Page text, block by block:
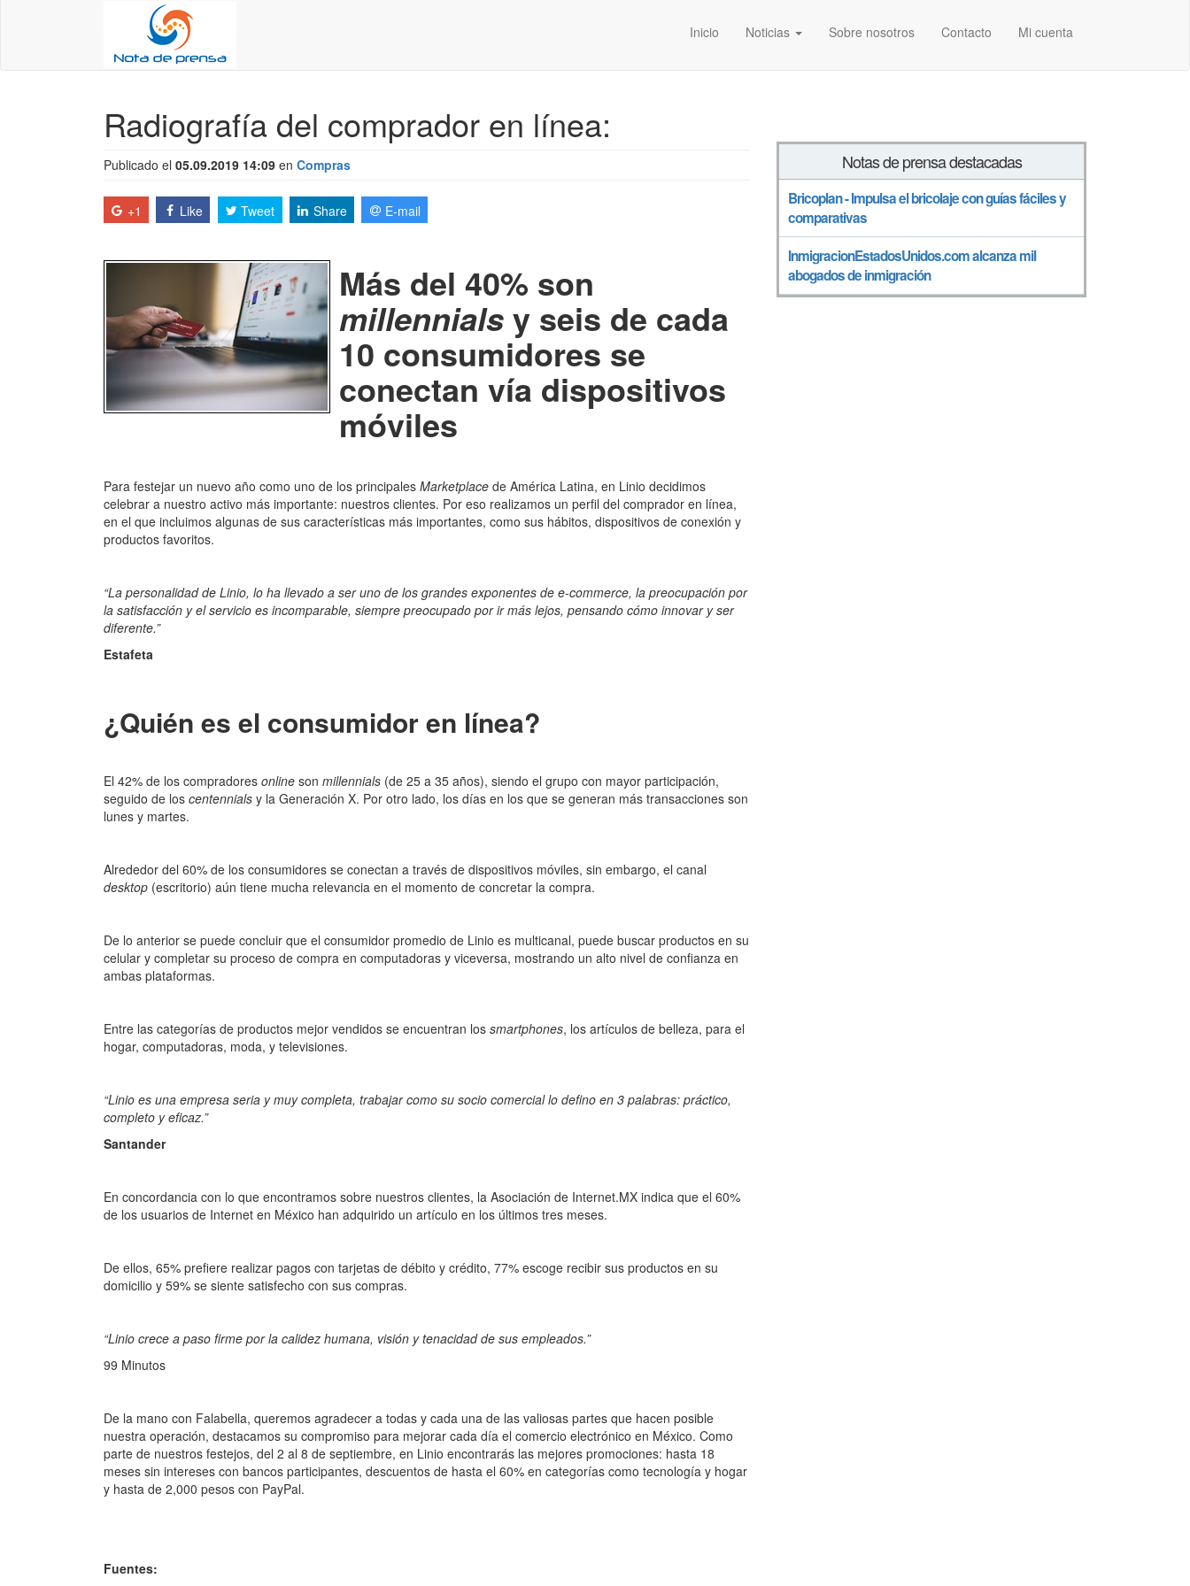
Inicio Noticias Sobre nosotros Contacto Mi cuenta
Radiografía del comprador en línea:
Publicado el 05.09.2019 14:09 en Compras
+1 Like Tweet Share E-mail
Más del 40% son
millennialsy seis de cada
10 consumidores se
conectan vía dispositivos
móviles
Para festejar un nuevo año como uno de los principales Marketplace de América Latina, en Linio decidimos
celebrar a nuestro activo más importante: nuestros clientes. Por eso realizamos un perfil del comprador en línea,
en el que incluimos algunas de sus características más importantes, como sus hábitos, dispositivos de conexión y
productos favoritos.
“La personalidad de Linio, lo ha llevado a ser uno de los grandes exponentes de e-commerce, la preocupación por
la satisfacción y el servicio es incomparable, siempre preocupado por ir más lejos, pensando cómo innovar y ser
diferente.”
Estafeta
¿Quién es el consumidor en línea?
El 42% de los compradores online son millennials (de 25 a 35 años), siendo el grupo con mayor participación,
seguido de los centennials y la Generación X. Por otro lado, los días en los que se generan más transacciones son
lunes y martes.
Alrededor del 60% de los consumidores se conectan a través de dispositivos móviles, sin embargo, el canal
desktop (escritorio) aún tiene mucha relevancia en el momento de concretar la compra.
De lo anterior se puede concluir que el consumidor promedio de Linio es multicanal, puede buscar productos en su
celular y completar su proceso de compra en computadoras y viceversa, mostrando un alto nivel de confianza en
ambas plataformas.
Entre las categorías de productos mejor vendidos se encuentran los smartphones, los artículos de belleza, para el
hogar, computadoras, moda, y televisiones.
“Linio es una empresa seria y muy completa, trabajar como su socio comercial lo defino en 3 palabras: práctico,
completo y eficaz.”
Santander
En concordancia con lo que encontramos sobre nuestros clientes, la Asociación de Internet.MX indica que el 60%
de los usuarios de Internet en México han adquirido un artículo en los últimos tres meses.
De ellos, 65% prefiere realizar pagos con tarjetas de débito y crédito, 77% escoge recibir sus productos en su
domicilio y 59% se siente satisfecho con sus compras.
“Linio crece a paso firme por la calidez humana, visión y tenacidad de sus empleados.”
99 Minutos
De la mano con Falabella, queremos agradecer a todas y cada una de las valiosas partes que hacen posible
nuestra operación, destacamos su compromiso para mejorar cada día el comercio electrónico en México. Como
parte de nuestros festejos, del 2 al 8 de septiembre, en Linio encontrarás las mejores promociones: hasta 18
meses sin intereses con bancos participantes, descuentos de hasta el 60% en categorías como tecnología y hogar
y hasta de 2,000 pesos con PayPal.
Fuentes:
Notas de prensa destacadas
Bricoplan - Impulsa el bricolaje con guías fáciles y
comparativas
InmigracionEstadosUnidos.com alcanza mil
abogados de inmigración